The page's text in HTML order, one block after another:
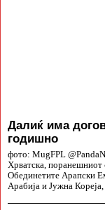
Далиќ има
годишно
фото: MugFPL
Хрватска, поранешниот
Обединетите Арапски
Арабија и Јужна